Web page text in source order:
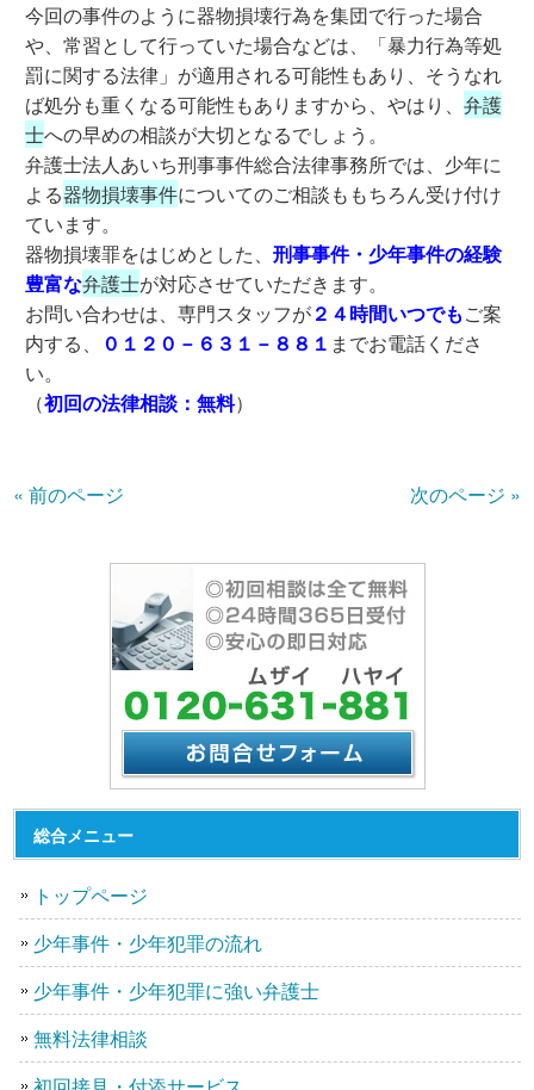
今回の事件のように器物損壊行為を集団で行った場合
や、常習として行っていた場合などは、「暴力行為等処
罰に関する法律」が適用される可能性もあり、そうなれ
ば処分も重くなる可能性もありますから、やはり、弁護
士への早めの相談が大切となるでしょう。
弁護士法人あいち刑事事件総合法律事務所では、少年に
よる器物損壊事件についてのご相談ももちろん受け付け
ています。
器物損壊罪をはじめとした、刑事事件・少年事件の経験
豊富な弁護士が対応させていただきます。
お問い合わせは、専門スタッフが２４時間いつでもご案
内する、
０１２０－６３１－８８１ までお電話くださ
い。
（初回の法律相談：無料）
« 前のページ 次のページ »
総合メニュー
トップページ
少年事件・少年犯罪の流れ
少年事件・少年犯罪に強い弁護士
無料法律相談